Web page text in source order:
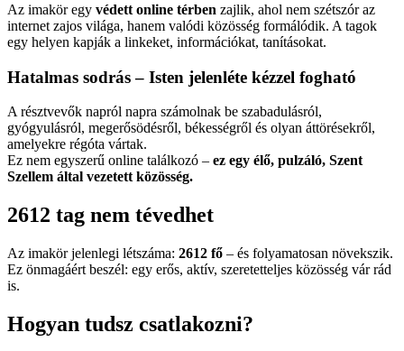
Az imakör egy védett online térben zajlik, ahol nem szétszór az
internet zajos világa, hanem valódi közösség formálódik. A tagok
egy helyen kapják a linkeket, információkat, tanításokat.
Hatalmas sodrás – Isten jelenléte kézzel fogható
A résztvevők napról napra számolnak be szabadulásról,
gyógyulásról, megerősödésről, békességről és olyan áttörésekről,
amelyekre régóta vártak.
Ez nem egyszerű online találkozó – ez egy élő, pulzáló, Szent
Szellem által vezetett közösség.
2612 tag nem tévedhet
Az imakör jelenlegi létszáma: 2612 fő – és folyamatosan növekszik.
Ez önmagáért beszél: egy erős, aktív, szeretetteljes közösség vár rád
is.
Hogyan tudsz csatlakozni?